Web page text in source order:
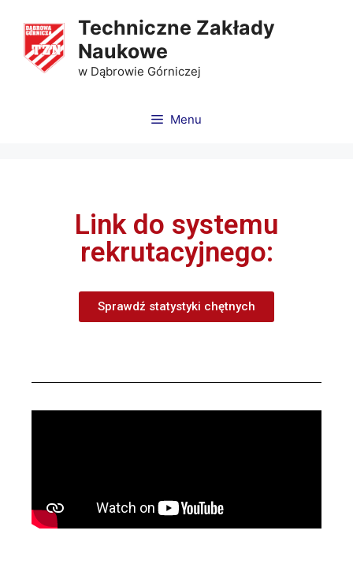
Techniczne Zakłady
Naukowe
w Dąbrowie Górniczej
Menu
Link do systemu
rekrutacyjnego:
Sprawdź statystyki chętnych